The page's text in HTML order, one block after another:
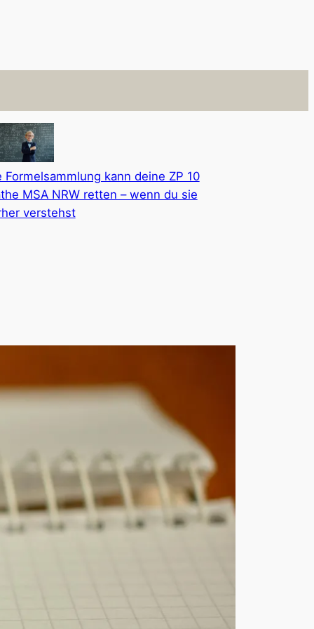
Formelsammlung kann deine ZP 10
MSA NRW retten – wenn du sie
verstehst